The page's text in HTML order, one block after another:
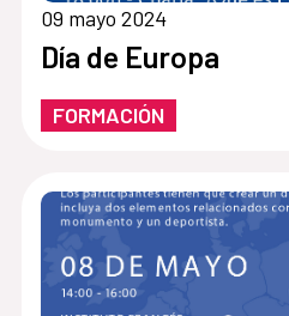
09 mayo 2024
Día de Europa
FORMACIÓN